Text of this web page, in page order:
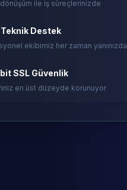
ile iş süreçlerinizde
Destek
ekibimiz her zaman yanınızda
SSL Güvenlik
en üst düzeyde korunuyor